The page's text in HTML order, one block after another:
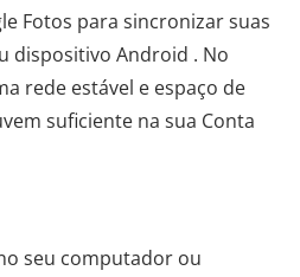
Fotos para sincronizar suas
dispositivo Android . No
rede estável e espaço de
suficiente na sua Conta
seu computador ou